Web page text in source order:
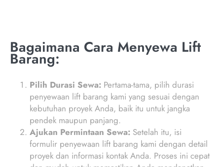
Bagaimana Cara Menyewa Lift
Barang:
Pilih Durasi Sewa: Pertama-tama, pilih durasi
penyewaan lift barang kami yang sesuai dengan
kebutuhan proyek Anda, baik itu untuk jangka
pendek maupun panjang.
Ajukan Permintaan Sewa: Setelah itu, isi
formulir penyewaan lift barang kami dengan detail
proyek dan informasi kontak Anda. Proses ini cepat